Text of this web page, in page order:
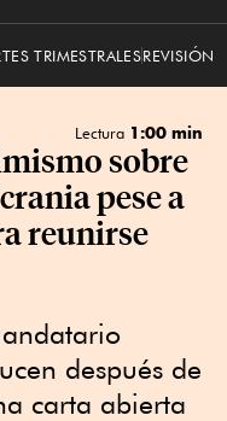
TRIMESTRALESREVISIÓN
Lectura 1:00 min
sobre
pese a
reunirse
después de
carta abierta